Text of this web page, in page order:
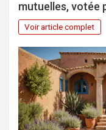
mutuelles, votée
Voir article complet